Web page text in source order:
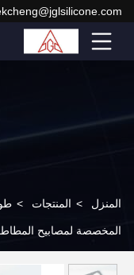
المنزل > المنتجات >
المخصصة لمصابيح المطاط NBR EPDM